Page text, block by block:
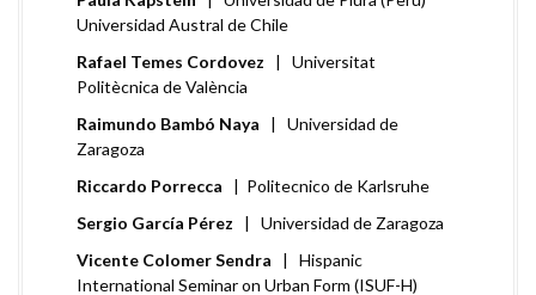
Universidad Austral de Chile
Rafael Temes Cordovez | Universitat
Politècnica de València
Raimundo Bambó Naya | Universidad de
Zaragoza
Riccardo Porrecca | Politecnico de Karlsruhe
Sergio García Pérez | Universidad de Zaragoza
Vicente Colomer Sendra | Hispanic
International Seminar on Urban Form (ISUF-H)